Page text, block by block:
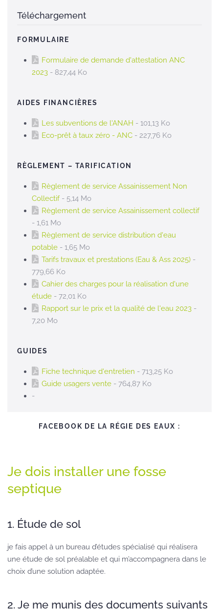
Téléchargement
FORMULAIRE
Formulaire de demande d'attestation ANC
2023 - 827,44 Ko
AIDES FINANCIÈRES
Les subventions de l'ANAH - 101,13 Ko
Eco-prêt à taux zéro - ANC - 227,76 Ko
RÈGLEMENT – TARIFICATION
Règlement de service Assainissement Non
Collectif- 5,14 Mo
Règlement de service Assainissement collectif
- 1,61 Mo
Règlement de service distribution d'eau
potable - 1,65 Mo
Tarifs travaux et prestations (Eau & Ass 2025) -
779,66 Ko
Cahier des charges pour la réalisation d'une
étude - 72,01 Ko
Rapport sur le prix et la qualité de l'eau 2023 -
7,20 Mo
GUIDES
Fiche technique d'entretien - 713,25 Ko
Guide usagers vente - 764,87 Ko
-
FACEBOOK DE LA RÉGIE DES EAUX :
Je dois installer une fosse
septique
1. Étude de sol
je fais appel à un bureau d’études spécialisé qui réalisera
une étude de sol préalable et qui m’accompagnera dans le
choix d’une solution adaptée.
2. Je me munis des documents suivants